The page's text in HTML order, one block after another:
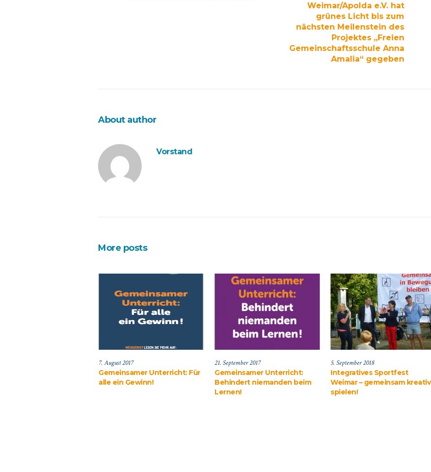
Weimar/Apolda e.V. hat
grünes Licht bis zum
nächsten Meilenstein des
Projektes „Freien
Gemeinschaftsschule Anna
Amalia“ gegeben
About author
Vorstand
More posts
7. August 2017
Gemeinsamer Unterricht: Für
alle ein Gewinn!
21. September 2017
Gemeinsamer Unterricht:
Behindert niemanden beim
Lernen!
5. September 2018
Integratives Sportfest
Weimar – gemeinsam kreativ
spielen!